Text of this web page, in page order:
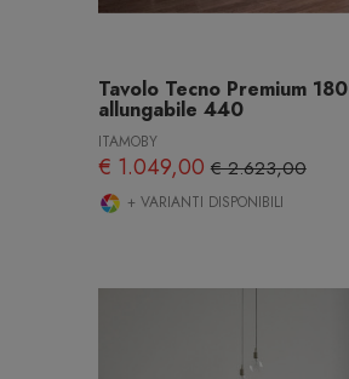
Tavolo Tecno Premium 180
allungabile 440
ITAMOBY
€ 1.049,00€ 2.623,00
+ VARIANTI DISPONIBILI